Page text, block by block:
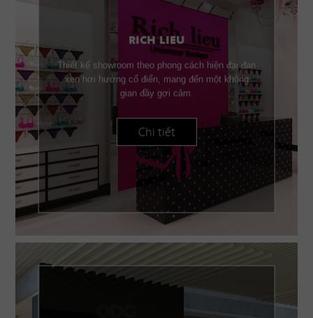
RICH LIEU
Thiết kế showroom theo phong cách hiện đại đan
xen hơi hướng cổ điển, mang đến một không
gian đầy gợi cảm.
Chi tiết